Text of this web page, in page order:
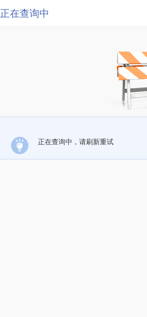
正在查询中
正在查询中，请刷新重试